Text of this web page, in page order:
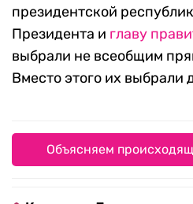
президентской
Президента и главу
выбрали не всеобщим
Вместо этого их выбрали
Объясняем